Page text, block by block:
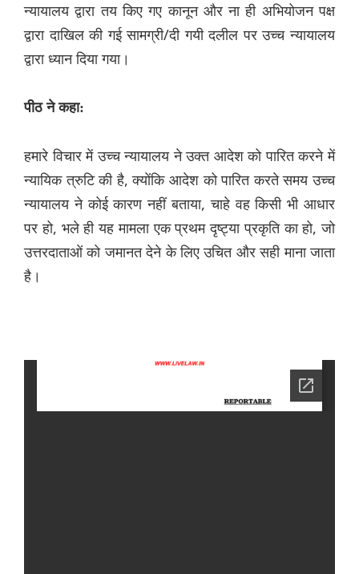
न्यायालय द्वारा तय किए गए कानून और ना ही अभियोजन पक्ष
द्वारा दाखिल की गई सामग्री/दी गयी दलील पर उच्च न्यायालय
द्वारा ध्यान दिया गया।
पीठ ने कहा:
हमारे विचार में उच्च न्यायालय ने उक्त आदेश को पारित करने में
न्यायिक त्रुटि की है, क्योंकि आदेश को पारित करते समय उच्च
न्यायालय ने कोई कारण नहीं बताया, चाहे वह किसी भी आधार
पर हो, भले ही यह मामला एक प्रथम दृष्ट्या प्रकृति का हो, जो
उत्तरदाताओं को जमानत देने के लिए उचित और सही माना जाता
है।